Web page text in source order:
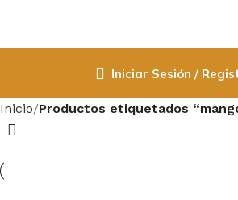
Iniciar Sesión /
Inicio Productos etiquetados